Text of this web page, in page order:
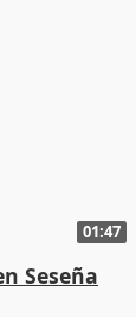
01:47
Seseña